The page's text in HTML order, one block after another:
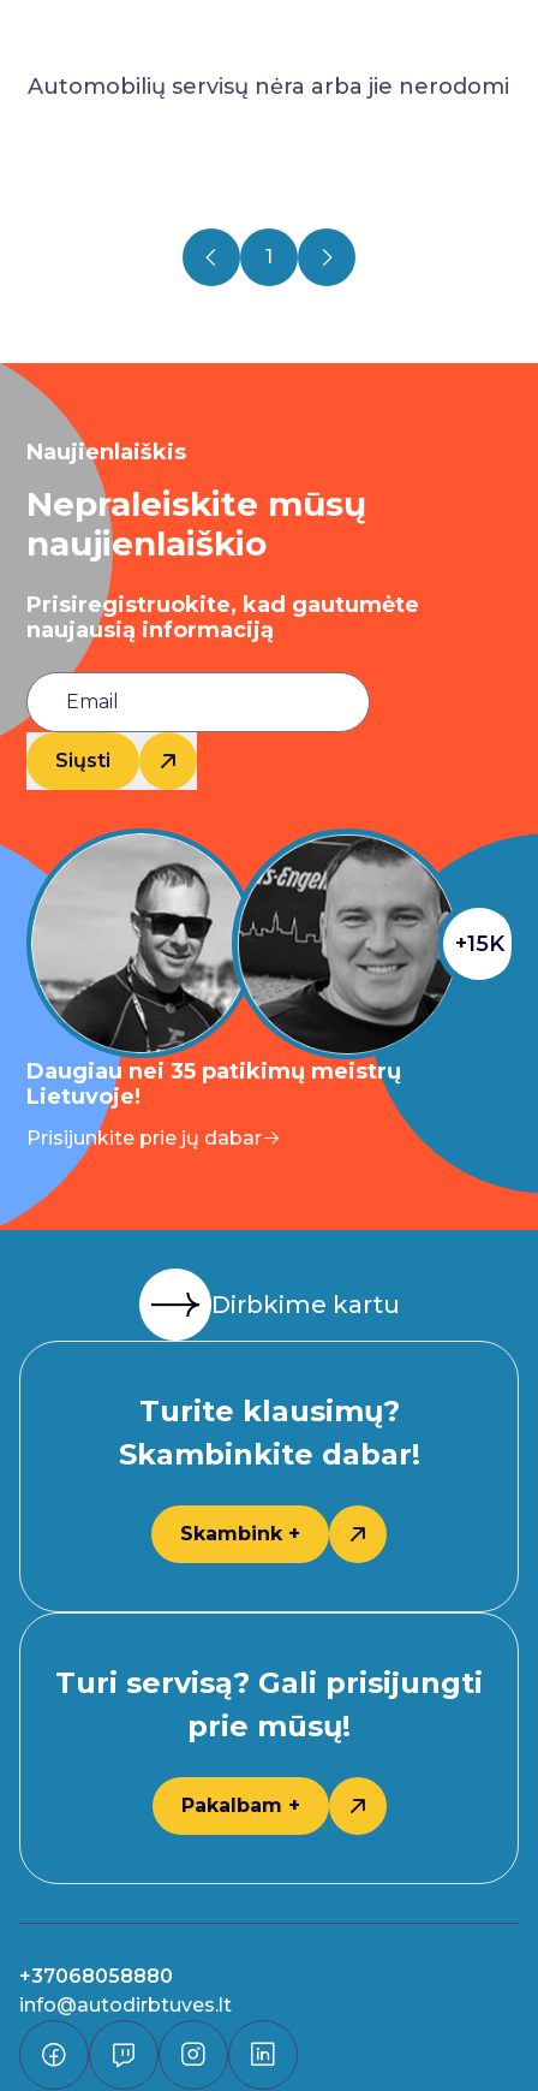
Automobilių servisų nėra arba jie nerodomi
1
Naujienlaiškis
Nepraleiskite mūsų
naujienlaiškio
Prisiregistruokite, kad gautumėte
naujausią informaciją
Siųsti
+15K
Daugiau nei 35 patikimų meistrų
Lietuvoje!
Prisijunkite prie jų dabar
Dirbkime kartu
Turite klausimų?
Skambinkite dabar!
Skambink +
Turi servisą? Gali prisijungti
prie mūsų!
Pakalbam +
+37068058880
info@autodirbtuves.lt